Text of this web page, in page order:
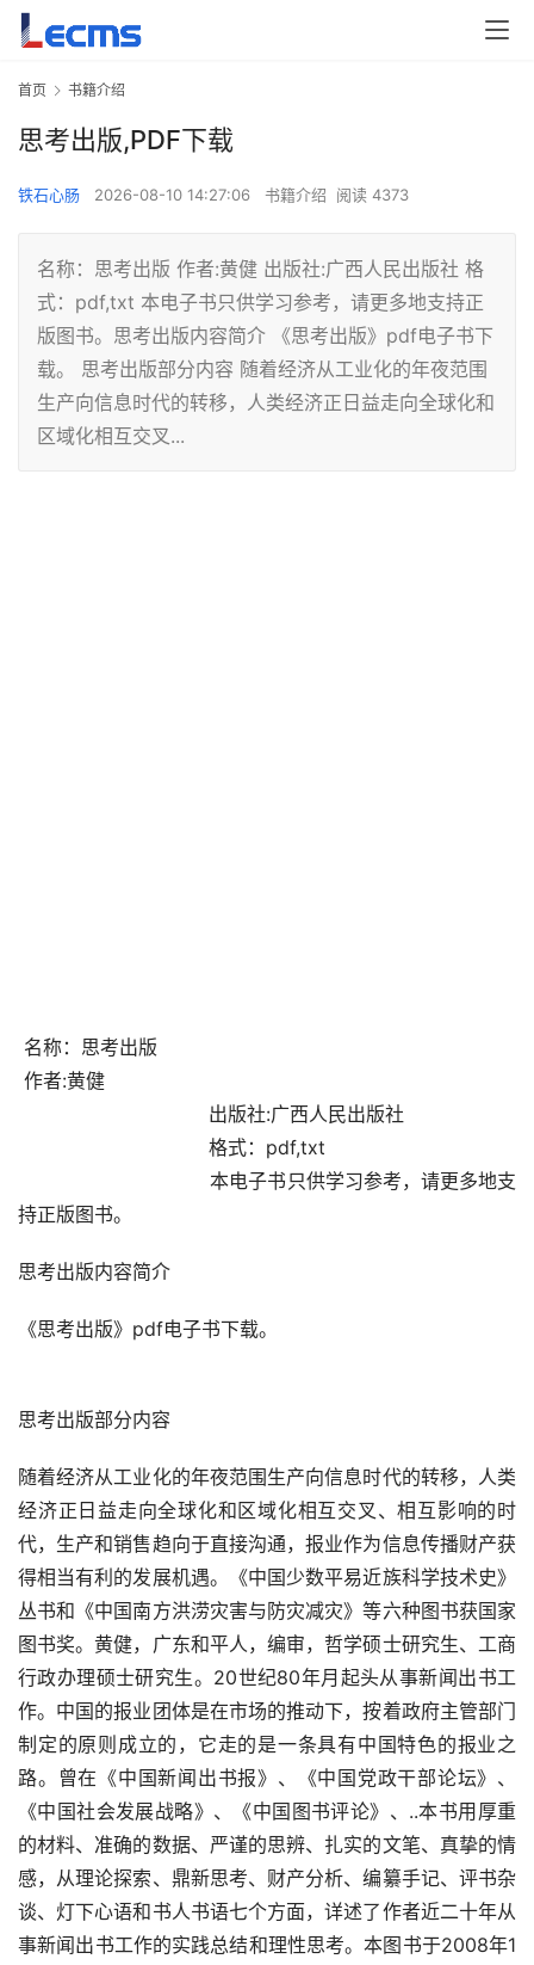
首页 书籍介绍
思考出版,PDF下载
铁石心肠 2026-08-10 14:27:06 书籍介绍 阅读 4373
名称：思考出版 作者:黄健 出版社:广西人民出版社 格
式：pdf,txt 本电子书只供学习参考，请更多地支持正
版图书。思考出版内容简介 《思考出版》pdf电子书下
载。 思考出版部分内容 随着经济从工业化的年夜范围
生产向信息时代的转移，人类经济正日益走向全球化和
区域化相互交叉...
名称：思考出版
作者:黄健
                                出版社:广西人民出版社
                                格式：pdf,txt
                                本电子书只供学习参考，请更多地支
持正版图书。
《思考出版》pdf电子书下载。
随着经济从工业化的年夜范围生产向信息时代的转移，人类
经济正日益走向全球化和区域化相互交叉、相互影响的时
代，生产和销售趋向于直接沟通，报业作为信息传播财产获
得相当有利的发展机遇。《中国少数平易近族科学技术史》
丛书和《中国南方洪涝灾害与防灾减灾》等六种图书获国家
图书奖。黄健，广东和平人，编审，哲学硕士研究生、工商
行政办理硕士研究生。20世纪80年月起头从事新闻出书工
作。中国的报业团体是在市场的推动下，按着政府主管部门
制定的原则成立的，它走的是一条具有中国特色的报业之
路。曾在《中国新闻出书报》、《中国党政干部论坛》、
《中国社会发展战略》、《中国图书评论》、..本书用厚重
的材料、准确的数据、严谨的思辨、扎实的文笔、真挚的情
感，从理论探索、鼎新思考、财产分析、编纂手记、评书杂
谈、灯下心语和书人书语七个方面，详述了作者近二十年从
事新闻出书工作的实践总结和理性思考。本图书于2008年1